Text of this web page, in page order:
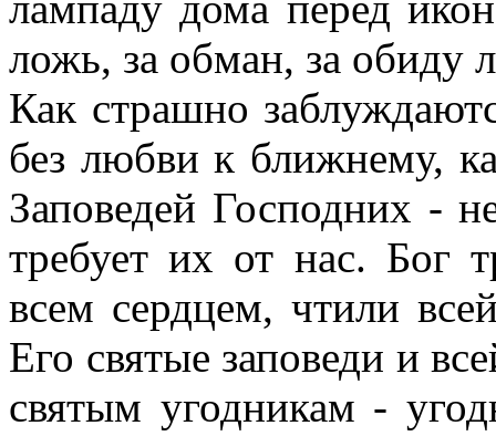
ложь, за обман, за обиду
Как страшно
без любви к ближнему,
Заповедей Господних -
требует их от нас. Бог
всем сердцем, чтили
Его святые заповеди и
святым угодникам -